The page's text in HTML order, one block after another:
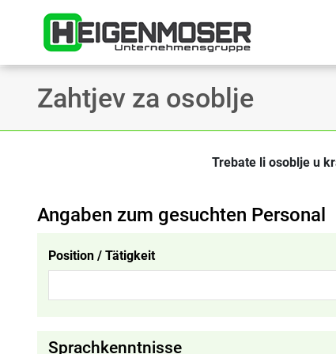
Zahtjev za osoblje
Trebate li osoblje u
Angaben zum gesuchten Personal
Position / Tätigkeit
Sprachkenntnisse